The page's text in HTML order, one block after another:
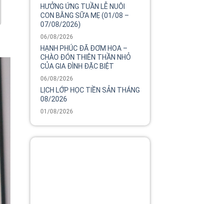
HƯỞNG ỨNG TUẦN LỄ NUÔI
CON BẰNG SỮA MẸ (01/08 –
07/08/2026)
06/08/2026
HẠNH PHÚC ĐÃ ĐƠM HOA –
CHÀO ĐÓN THIÊN THẦN NHỎ
CỦA GIA ĐÌNH ĐẶC BIỆT
06/08/2026
LỊCH LỚP HỌC TIỀN SẢN THÁNG
08/2026
01/08/2026